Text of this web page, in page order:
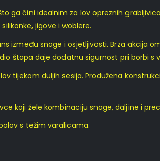
ga čini idealnim za lov opreznih
jigove i woblere.
između snage i osjetljivosti. Brza akcija
štapa daje dodatnu sigurnost pri borbi
tijekom duljih sesija. Produžena
koji žele kombinaciju snage, daljine i
s težim varalicama.